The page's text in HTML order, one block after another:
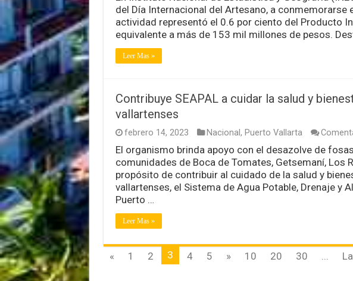
del Día Internacional del Artesano, a conmemorarse
actividad representó el 0.6 por ciento del Producto
equivalente a más de 153 mil millones de pesos.
Leer Mas »
Contribuye SEAPAL a cuidar la salud y
vallartenses
febrero 14, 2023 Nacional , Puerto Vallarta
El organismo brinda apoyo con el desazolve de
comunidades de Boca de Tomates, Getsemaní, Los
propósito de contribuir al cuidado de la salud y
vallartenses, el Sistema de Agua Potable, Drenaje y
Puerto …
Leer Mas »
« 1 2 3 4 5 » 10 20 30